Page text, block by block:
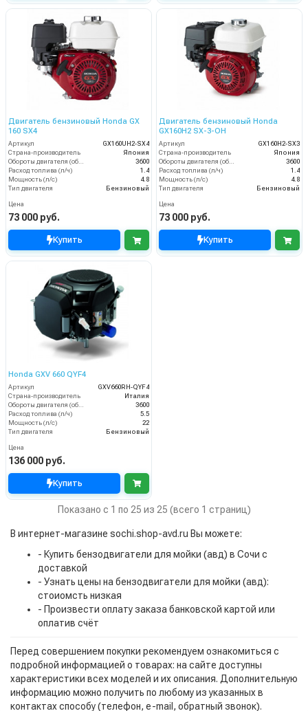
Двигатель бензиновый Honda GX
160 SX4
Артикул
GX160UH2-SX4
Страна-производитель
Япония
Обороты двигателя (об/мин)
3600
Расход топлива (л/ч)
1.4
Мощность (л/с)
4.8
Тип двигателя
Бензиновый
Цена
73 000 руб.
Купить
Двигатель бензиновый Honda
GX160H2 SX-3-OH
Артикул
GX160H2-SX3
Страна-производитель
Япония
Обороты двигателя (об/мин)
3600
Расход топлива (л/ч)
1.4
Мощность (л/с)
4.8
Тип двигателя
Бензиновый
Цена
73 000 руб.
Купить
Honda GXV 660 QYF4
Артикул
GXV660RH-QYF4
Страна-производитель
Италия
3600
Расход топлива (л/ч)
5.5
Мощность (л/с)
22
Тип двигателя
Бензиновый
Цена
136 000 руб.
Купить
Показано с 1 по 25 из 25 (всего 1 страниц)
В интернет-магазине sochi.shop-avd.ru Вы можете:
- Купить бензодвигатели для мойки (авд) в Сочи с
доставкой
- Узнать цены на бензодвигатели для мойки (авд):
стоиомсть низкая
- Произвести оплату заказа банковской картой или
оплатив счёт
Перед совершением покупки рекомендуем ознакомиться с
подробной информацией о товарах: на сайте доступны
характеристики всех моделей и их описания. Дополнительную
информацию можно получить по любому из указанных в
контактах способу (телефон, e-mail, обратный звонок).